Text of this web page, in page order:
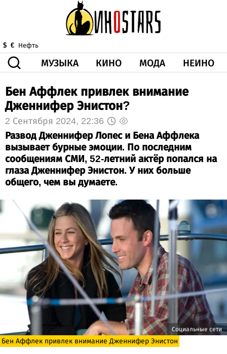
$ € Нефть
МУЗЫКА КИНО МОДА НЕИНО
ЗДОРОВЬЕ КОРОНА ИСКУССТВО
ДРУГОЕ
ВИДЕО
ГОРОСКОП
Бен Аффлек привлек внимание
Дженнифер Энистон?
2 Сентября 2024, 22:36
Развод Дженнифер Лопес и Бена Аффлека
вызывает бурные эмоции. По последним
сообщениям СМИ, 52-летний актёр попался на
глаза Дженнифер Энистон. У них больше
общего, чем вы думаете.
Социальные сети
Бен Аффлек привлек внимание Дженнифер Энистон